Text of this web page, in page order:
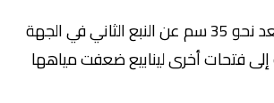
: يبعد نحو 35 سم عن النبع الثاني في الجهة
فتحات أخرى لينابيع ضعفت مياهها